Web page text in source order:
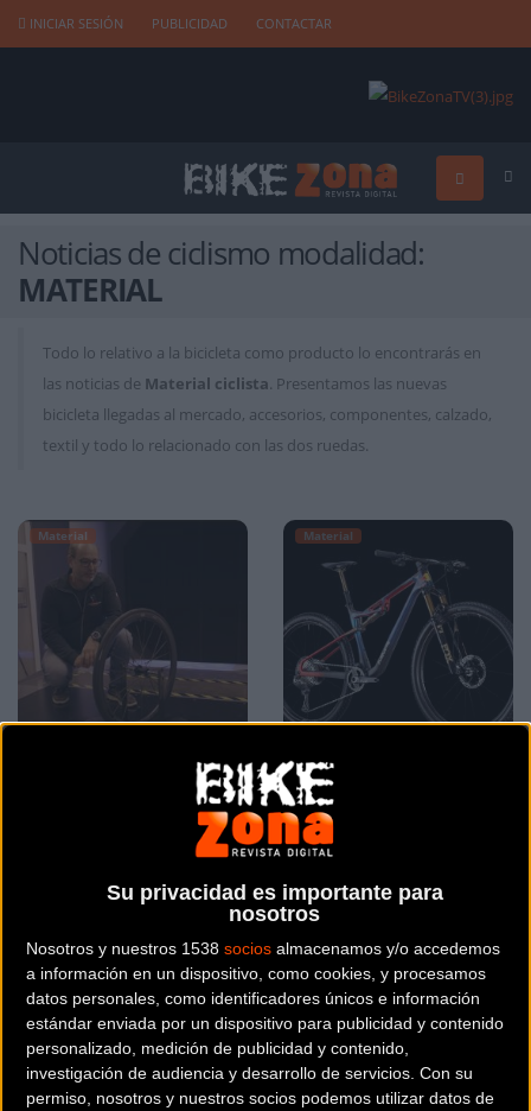
Su privacidad es importante para
nosotros
Nosotros y nuestros 1538 socios almacenamos y/o accedemos
a información en un dispositivo, como cookies, y procesamos
datos personales, como identificadores únicos e información
estándar enviada por un dispositivo para publicidad y contenido
personalizado, medición de publicidad y contenido,
investigación de audiencia y desarrollo de servicios. Con su
permiso, nosotros y nuestros socios podemos utilizar datos de
INICIAR SESIÓN PUBLICIDAD CONTACTAR
Noticias de ciclismo modalidad:
MATERIAL
Todo lo relativo a la bicicleta como producto lo encontrarás en
las noticias de Material ciclista. Presentamos las nuevas
bicicleta llegadas al mercado, accesorios, componentes, calzado,
textil y todo lo relacionado con las dos ruedas.
Material
Sorprendente resultado
del nuevo buje Progress
Nitro 2 en las pruebas
del túnel del viento AerO
Material
MMR rinde tributo al
Dakar con una bicicleta
de edición especial para
Carlos Sainz y Nani
Roma
Material Material